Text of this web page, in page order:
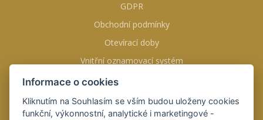
GDPR
Obchodní podmínky
Otevírací doby
Vnitřní oznamovací systém
NAJDETE NÁS NA
Informace o cookies
Kliknutím na Souhlasím se vším budou uloženy cookies
funkční, výkonnostní, analytické i marketingové -